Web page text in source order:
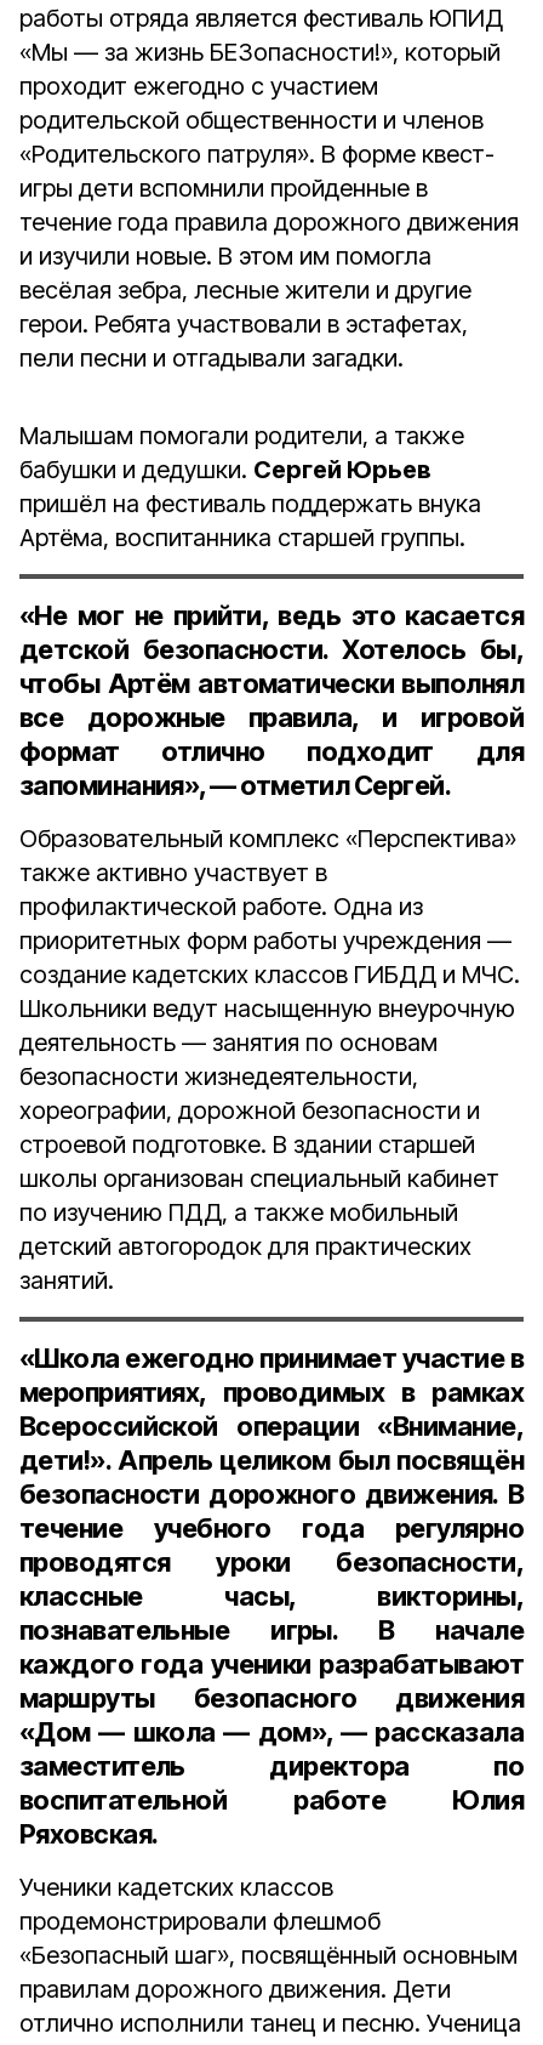
работы отряда является фестиваль ЮПИД
«Мы — за жизнь БЕЗопасности!», который
проходит ежегодно с участием
родительской общественности и членов
«Родительского патруля». В форме квест-
игры дети вспомнили пройденные в
течение года правила дорожного движения
и изучили новые. В этом им помогла
весёлая зебра, лесные жители и другие
герои. Ребята участвовали в эстафетах,
пели песни и отгадывали загадки.
Малышам помогали родители, а также
бабушки и дедушки. Сергей Юрьев
пришёл на фестиваль поддержать внука
Артёма, воспитанника старшей группы.
«Не мог не прийти, ведь это касается
детской безопасности. Хотелось бы,
чтобы Артём автоматически выполнял
все дорожные правила, и игровой
формат отлично подходит для
запоминания», — отметил Сергей.
Образовательный комплекс «Перспектива»
также активно участвует в
профилактической работе. Одна из
приоритетных форм работы учреждения —
создание кадетских классов ГИБДД и МЧС.
Школьники ведут насыщенную внеурочную
деятельность — занятия по основам
безопасности жизнедеятельности,
хореографии, дорожной безопасности и
строевой подготовке. В здании старшей
школы организован специальный кабинет
по изучению ПДД, а также мобильный
детский автогородок для практических
занятий.
«Школа ежегодно принимает участие в
мероприятиях, проводимых в рамках
Всероссийской операции «Внимание,
дети!». Апрель целиком был посвящён
безопасности дорожного движения. В
течение учебного года регулярно
проводятся уроки безопасности,
классные часы, викторины,
познавательные игры. В начале
каждого года ученики разрабатывают
маршруты безопасного движения
«Дом — школа — дом», — рассказала
заместитель директора по
воспитательной работе Юлия
Ряховская.
Ученики кадетских классов
продемонстрировали флешмоб
«Безопасный шаг», посвящённый основным
правилам дорожного движения. Дети
отлично исполнили танец и песню. Ученица